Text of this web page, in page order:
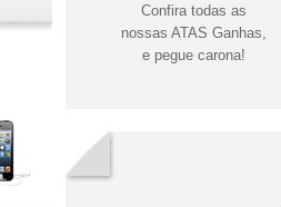
Confira todas as
nossas ATAS Ganhas,
e pegue carona!